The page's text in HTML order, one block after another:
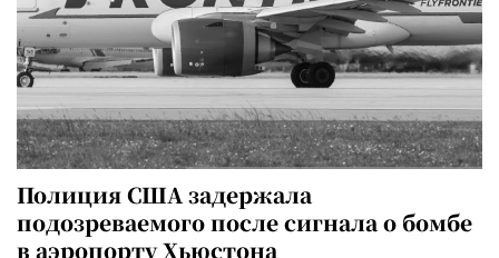
Полиция США задержала
подозреваемого после сигнала о бомбе
в аэропорту Хьюстона